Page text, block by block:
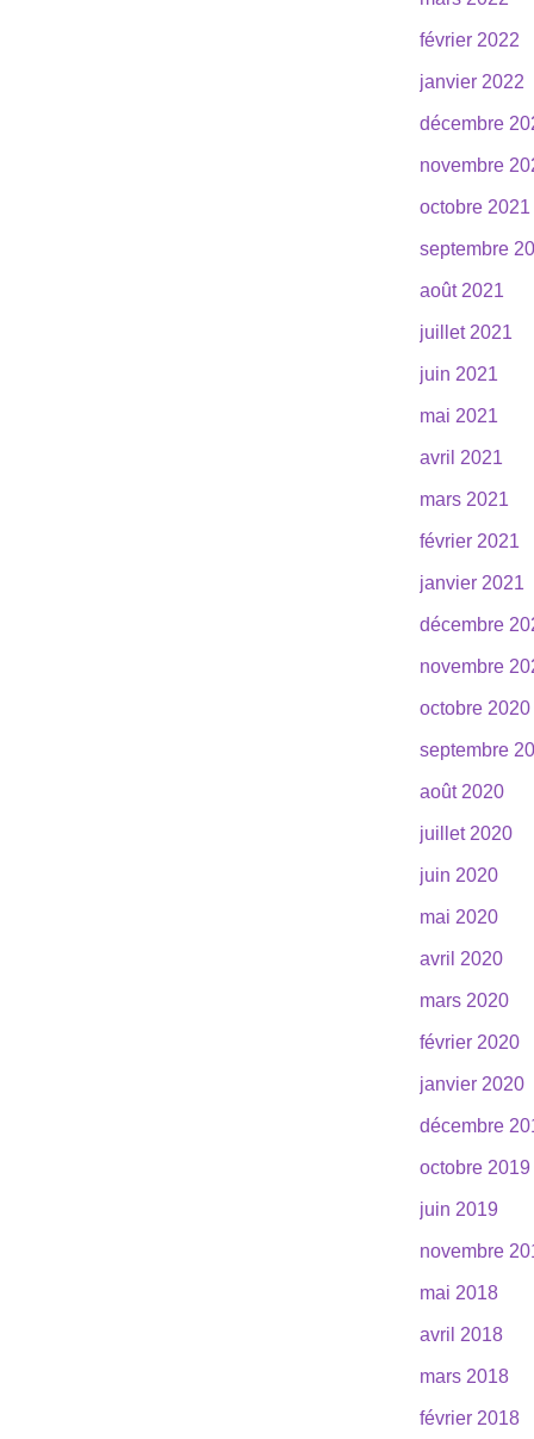
février 2022
janvier 2022
décembre
novembre
octobre 2021
septembre
août 2021
juillet 2021
juin 2021
mai 2021
avril 2021
mars 2021
février 2021
janvier 2021
décembre
novembre
octobre 2020
septembre
août 2020
juillet 2020
juin 2020
mai 2020
avril 2020
mars 2020
février 2020
janvier 2020
décembre
octobre 2019
juin 2019
novembre
mai 2018
avril 2018
mars 2018
février 2018